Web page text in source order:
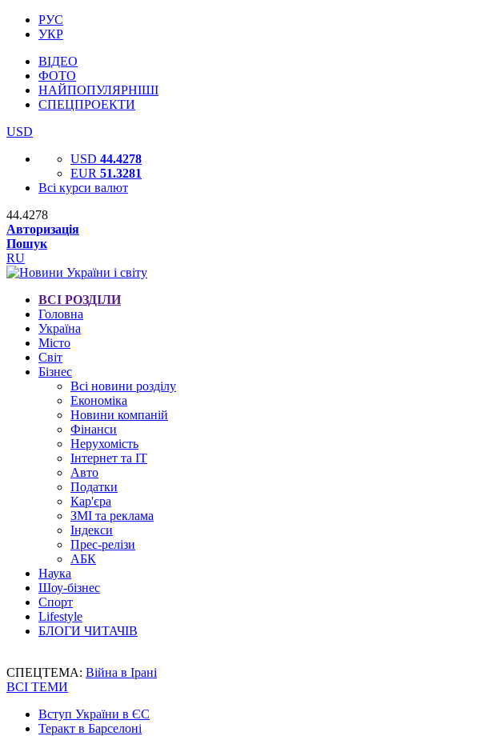
РУС
УКР
ВІДЕО
ФОТО
НАЙПОПУЛЯРНІШІ
СПЕЦПРОЕКТИ
USD
USD 44.4278
EUR 51.3281
Всі курси валют
44.4278
Авторизація
Пошук
RU
ВСІ РОЗДІЛИ
Головна
Україна
Місто
Світ
Бізнес
Всі новини розділу
Економіка
Новини компаній
Фінанси
Нерухомість
Інтернет та IT
Авто
Податки
Кар'єра
ЗМІ та реклама
Індекси
Прес-релізи
АБК
Наука
Шоу-бізнес
Спорт
Lifestyle
БЛОГИ ЧИТАЧІВ
СПЕЦТЕМА: Війна в Ірані
ВСІ ТЕМИ
Вступ України в ЄС
Теракт в Барселоні